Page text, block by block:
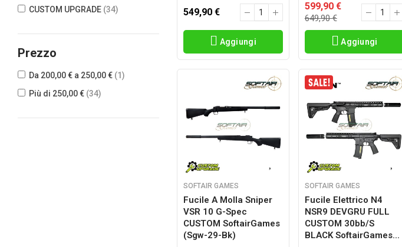
CUSTOM UPGRADE (34)
Prezzo
Da 200,00 € a 250,00 € (1)
Più di 250,00 € (34)
549,90 €
Aggiungi
599,90 €
649,90 €
Aggiungi
SOFTAIR GAMES
Fucile A Molla Sniper
VSR 10 G-Spec
CUSTOM SoftairGames
(sgw-29-Bk)
SOFTAIR GAMES
Fucile Elettrico N4
NSR9 DEVGRU FULL
CUSTOM 30bb/s
BLACK SoftairGames...